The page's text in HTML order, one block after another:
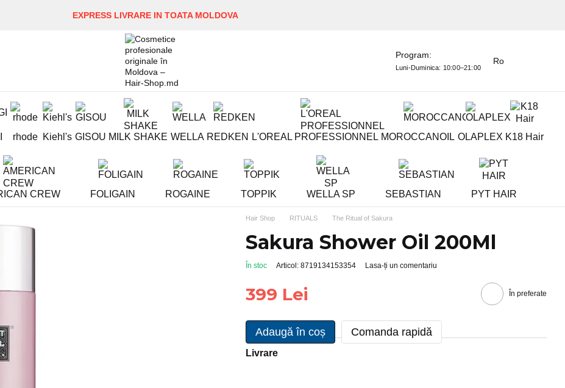
EXPRESS LIVRARE IN TOATA MOLDOVA
Program:
Luni-Duminica: 10:00–21:00
Ro
rhode Kiehl's GISOU MILK SHAKE WELLA REDKEN L'OREAL PROFESSIONNEL MOROCCANOIL OLAPLEX K18 Hair
CREW FOLIGAIN ROGAINE TOPPIK WELLA SP SEBASTIAN PYT HAIR
Hair Shop RITUALS The Ritual of Sakura
Sakura Shower Oil 200Ml
În stoc Articol: 8719134153354 Lasa-ți un comentariu
399 Lei În preferate
Adaugă în coș Comanda rapidă
Livrare